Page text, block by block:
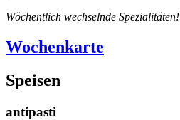
Wöchentlich wechselnde Spezialitäten!
Wochenkarte
Speisen
antipasti